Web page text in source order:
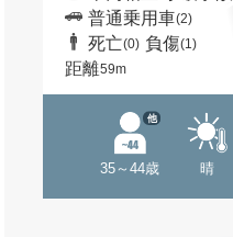
普通乗用車(2)
死亡(0) 負傷(1)
距離59m
35～44歳
他
晴